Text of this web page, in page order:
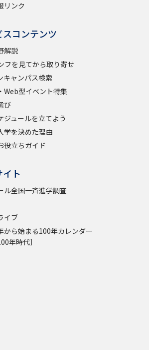
て
メール お支払いサイト
カタログ
リンク
スコンテンツ
解説
フを見てから取り寄せ
キャンパス検索
Web型イベント特集
び
ジュールを立てよう
学を決めた理由
役立ちガイド
イト
ル全国一斉進学調査
イブ
から始まる100年カレンダー
年時代］